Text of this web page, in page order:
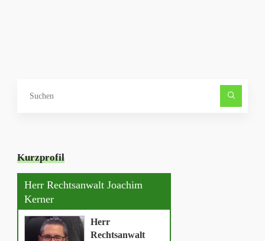
Kurzprofil
Herr Rechtsanwalt Joachim
Kerner
Herr
Rechtsanwalt